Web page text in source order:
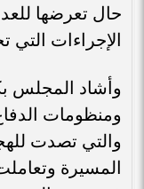
حال تعرضها
الإجراءات التي
وأشاد المجلس
ومنظومات
والتي تصدت
المسيرة